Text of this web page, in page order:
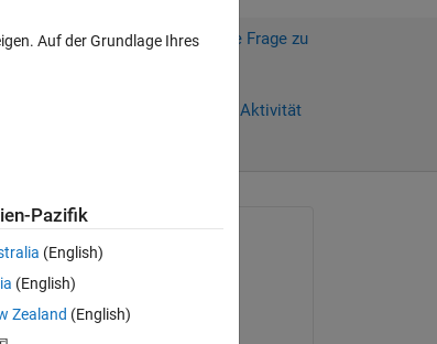
Melden Sie sich an, um diese Frage zu
Anmelden, um Aktivität
am 6 Apr. 2016
Auf der Grundlage Ihres
Pazifik
(English)
(English)
Zealand (English)